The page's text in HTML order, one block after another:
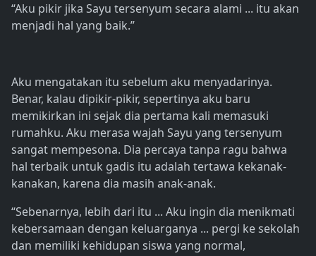
“Aku pikir jika Sayu tersenyum secara alami ... itu akan
menjadi hal yang baik.”
Aku mengatakan itu sebelum aku menyadarinya.
Benar, kalau dipikir-pikir, sepertinya aku baru
memikirkan ini sejak dia pertama kali memasuki
rumahku. Aku merasa wajah Sayu yang tersenyum
sangat mempesona. Dia percaya tanpa ragu bahwa
hal terbaik untuk gadis itu adalah tertawa kekanak-
kanakan, karena dia masih anak-anak.
“Sebenarnya, lebih dari itu ... Aku ingin dia menikmati
kebersamaan dengan keluarganya ... pergi ke sekolah
dan memiliki kehidupan siswa yang normal,